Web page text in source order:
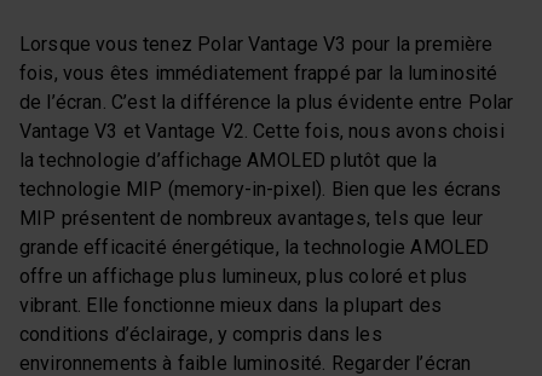
Lorsque vous tenez Polar Vantage V3 pour la première
fois, vous êtes immédiatement frappé par la luminosité
de l’écran. C’est la différence la plus évidente entre Polar
Vantage V3 et Vantage V2. Cette fois, nous avons choisi
la technologie d’affichage AMOLED plutôt que la
technologie MIP (memory-in-pixel). Bien que les écrans
MIP présentent de nombreux avantages, tels que leur
grande efficacité énergétique, la technologie AMOLED
offre un affichage plus lumineux, plus coloré et plus
vibrant. Elle fonctionne mieux dans la plupart des
conditions d’éclairage, y compris dans les
environnements à faible luminosité. Regarder l’écran